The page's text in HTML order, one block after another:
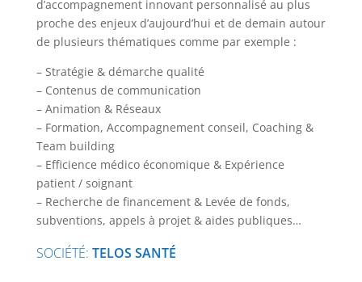
d’accompagnement innovant personnalisé au plus
proche des enjeux d’aujourd’hui et de demain autour
de plusieurs thématiques comme par exemple :
– Stratégie & démarche qualité
– Contenus de communication
– Animation & Réseaux
– Formation, Accompagnement conseil, Coaching &
Team building
– Efficience médico économique & Expérience
patient / soignant
– Recherche de financement & Levée de fonds,
subventions, appels à projet & aides publiques…
SOCIÉTÉ: TELOS SANTÉ